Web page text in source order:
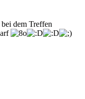
dem Treffen